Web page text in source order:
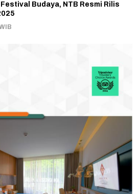
Budaya, NTB Resmi Rilis